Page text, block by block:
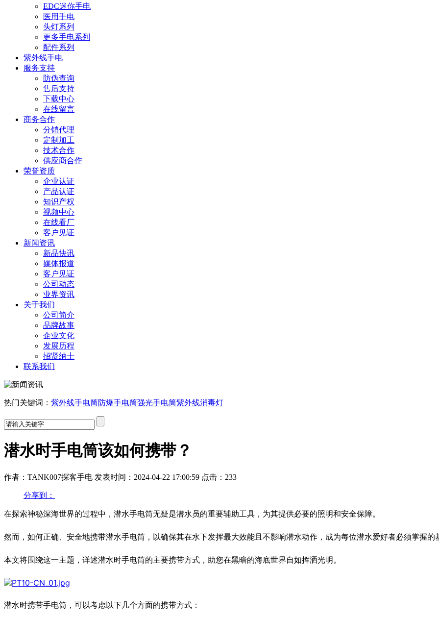
EDC迷你手电
医用手电
头灯系列
更多手电系列
配件系列
紫外线手电
服务支持
防伪查询
售后支持
下载中心
在线留言
商务合作
分销代理
定制加工
技术合作
供应商合作
荣誉资质
企业认证
产品认证
知识产权
视频中心
在线看厂
客户见证
新闻资讯
新品快讯
媒体报道
客户见证
公司动态
业界资讯
关于我们
公司简介
品牌故事
企业文化
发展历程
招贤纳士
联系我们
热门关键词： 紫外线手电筒防爆手电筒强光手电筒紫外线消毒灯
潜水时手电筒该如何携带？
作者：TANK007探客手电 发表时间：2024-04-22 17:00:59 点击：233
分享到：
在探索神秘深海世界的过程中，潜水手电筒无疑是潜水员的重要辅助工具，为其提供必要的照明和安全保障。
然而，如何正确、安全地携带潜水手电筒，以确保其在水下发挥最大效能且不影响潜水动作，成为每位潜水爱好者必须掌握的
本文将围绕这一主题，详述潜水时手电筒的主要携带方式，助您在黑暗的海底世界自如挥洒光明。
潜水时携带手电筒，可以考虑以下几个方面的携带方式：